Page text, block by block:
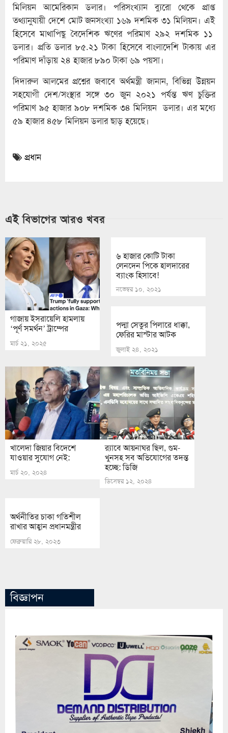
মিলিয়ন আমেরিকান ডলার। পরিসংখ্যান ব্যুরো থেকে প্রাপ্ত
তথ্যানুযায়ী দেশে মোট জনসংখ্যা ১৬৯ দশমিক ৩১ মিলিয়ন। এই
হিসেবে মাথাপিছু বৈদেশিক ঋণের পরিমাণ ২৯২ দশমিক ১১
ডলার। প্রতি ডলার ৮৫.২১ টাকা হিসেবে বাংলাদেশি টাকায় এর
পরিমাণ দাঁড়ায় ২৪ হাজার ৮৯০ টাকা ৬৯ পয়সা।
দিদারুল আলমের প্রশ্নের জবাবে অর্থমন্ত্রী জানান, বিভিন্ন উন্নয়ন
সহযোগী দেশ/সংস্থার সঙ্গে ৩০ জুন ২০২১ পর্যন্ত ঋণ চুক্তির
পরিমাণ ৯৫ হাজার ৯০৮ দশমিক ৩৪ মিলিয়ন ডলার। এর মধ্যে
৫৯ হাজার ৪৫৮ মিলিয়ন ডলার ছাড় হয়েছে।
প্রধান
এই বিভাগের আরও খবর
গাজায় ইসরায়েলি হামলায়
‘পূর্ণ সমর্থন’ ট্রাম্পের
মার্চ ২১, ২০২৫
৬ হাজার কোটি টাকা
লেনদেন পিকে হালদারের
ব্যাংক হিসাবে!
নভেম্বর ১০, ২০২১
পদ্মা সেতুর পিলারে ধাক্কা,
ফেরির মাস্টার আটক
জুলাই ২৪, ২০২১
খালেদা জিয়ার বিদেশে
যাওয়ার সুযোগ নেই:
মার্চ ২০, ২০২৪
র‍্যাবে আয়নাঘর ছিল, গুম-
খুনসহ সব অভিযোগের তদন্ত
হচ্ছে: ডিজি
ডিসেম্বর ১২, ২০২৪
অর্থনীতির চাকা গতিশীল
রাখার আহ্বান প্রধানমন্ত্রীর
ফেব্রুয়ারি ২৮, ২০২৩
বিজ্ঞাপন